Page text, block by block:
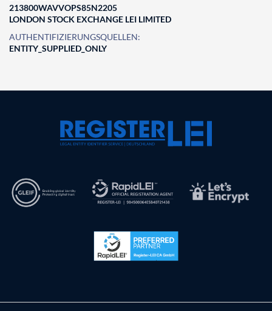
213800WAVVOPS85N2205
LONDON STOCK EXCHANGE LEI LIMITED
AUTHENTIFIZIERUNGSQUELLEN:
ENTITY_SUPPLIED_ONLY